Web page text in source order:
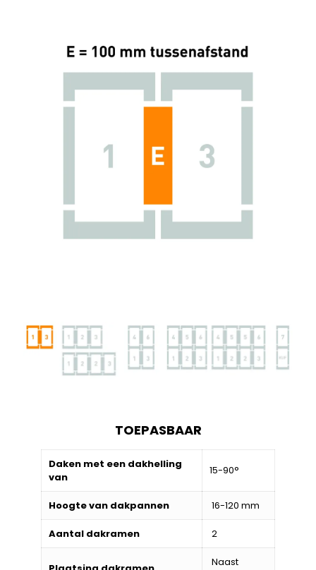
TOEPASBAAR
Daken met een dakhelling
van
15-90°
Hoogte van dakpannen 16-120 mm
Aantal dakramen 2
Naast